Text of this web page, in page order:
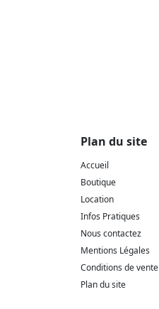
Plan du site
Accueil
Boutique
Location
Infos Pratiques
Nous contactez
Mentions Légales
Conditions de vente
Plan du site